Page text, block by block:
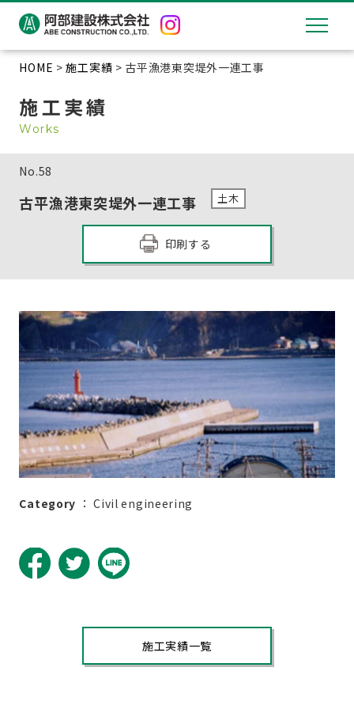
HOME >施工実績 > 古平漁港東突堤外一連工事
施工実績
Works
No.58
古平漁港東突堤外一連工事 土木
印刷する
Category ：Civil engineering
施工実績一覧